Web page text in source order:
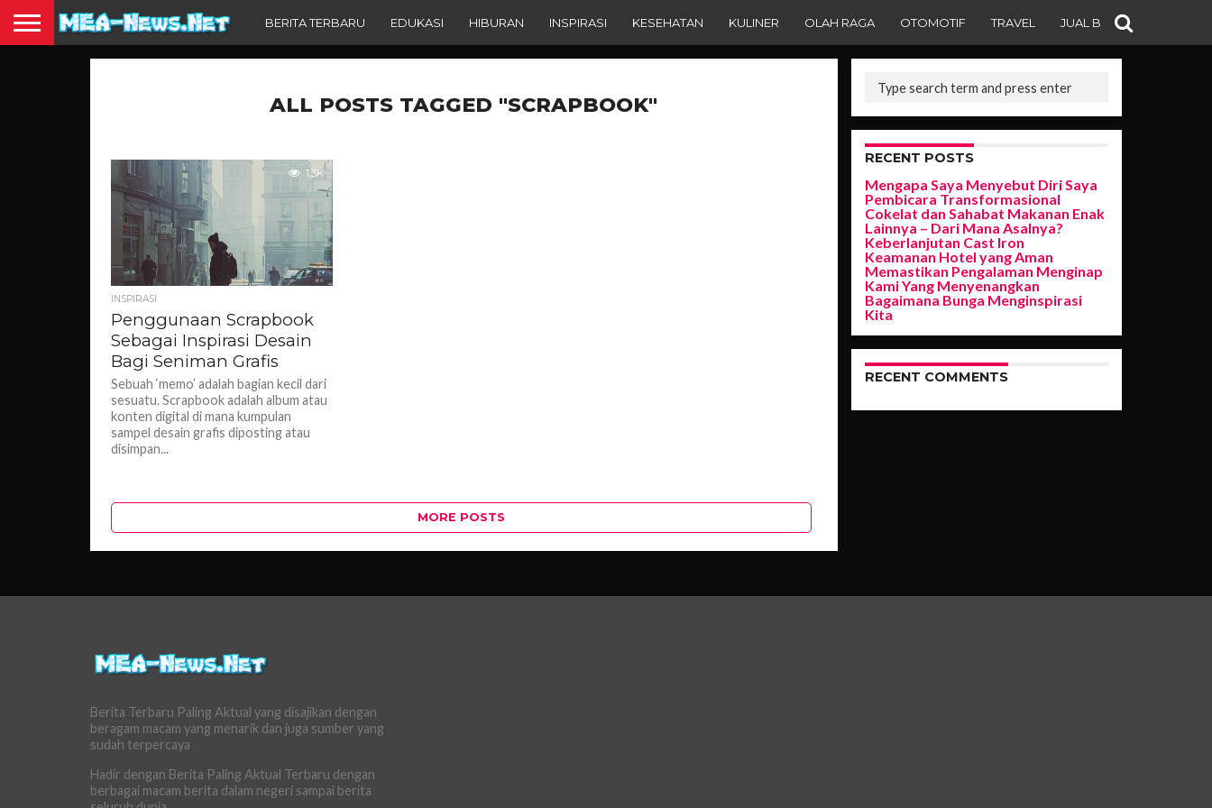
BERITA TERBARU EDUKASI HIBURAN INSPIRASI KESEHATAN KULINER OLAH RAGA OTOMOTIF TRAVEL JUAL BELI
ALL POSTS TAGGED "SCRAPBOOK"
1.3K
INSPIRASI
Penggunaan Scrapbook
Sebagai Inspirasi Desain
Bagi Seniman Grafis
Sebuah ‘memo’ adalah bagian kecil dari
sesuatu. Scrapbook adalah album atau
konten digital di mana kumpulan
sampel desain grafis diposting atau
disimpan...
MORE POSTS
RECENT POSTS
Mengapa Saya Menyebut Diri Saya
Pembicara Transformasional
Cokelat dan Sahabat Makanan Enak
Lainnya – Dari Mana Asalnya?
Keberlanjutan Cast Iron
Keamanan Hotel yang Aman
Memastikan Pengalaman Menginap
Kami Yang Menyenangkan
Bagaimana Bunga Menginspirasi
Kita
RECENT COMMENTS
Berita Terbaru Paling Aktual yang disajikan dengan
beragam macam yang menarik dan juga sumber yang
sudah terpercaya
Hadir dengan Berita Paling Aktual Terbaru dengan
berbagai macam berita dalam negeri sampai berita